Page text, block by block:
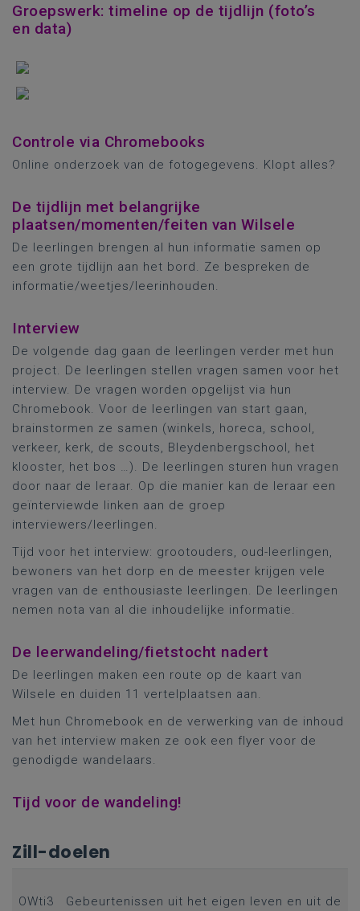
Groepswerk: timeline op de tijdlijn (foto’s
en data)
Controle via Chromebooks
Online onderzoek van de fotogegevens. Klopt alles?
De tijdlijn met belangrijke
plaatsen/momenten/feiten van Wilsele
De leerlingen brengen al hun informatie samen op
een grote tijdlijn aan het bord. Ze bespreken de
informatie/weetjes/leerinhouden.
Interview
De volgende dag gaan de leerlingen verder met hun
project. De leerlingen stellen vragen samen voor het
interview. De vragen worden opgelijst via hun
Chromebook. Voor de leerlingen van start gaan,
brainstormen ze samen (winkels, horeca, school,
verkeer, kerk, de scouts, Bleydenbergschool, het
klooster, het bos …). De leerlingen sturen hun vragen
door naar de leraar. Op die manier kan de leraar een
geïnterviewde linken aan de groep
interviewers/leerlingen.
Tijd voor het interview: grootouders, oud-leerlingen,
bewoners van het dorp en de meester krijgen vele
vragen van de enthousiaste leerlingen. De leerlingen
nemen nota van al die inhoudelijke informatie.
De leerwandeling/fietstocht nadert
De leerlingen maken een route op de kaart van
Wilsele en duiden 11 vertelplaatsen aan.
Met hun Chromebook en de verwerking van de inhoud
van het interview maken ze ook een flyer voor de
genodigde wandelaars.
Tijd voor de wandeling!
Zill-doelen
OWti3 Gebeurtenissen uit het eigen leven en uit de